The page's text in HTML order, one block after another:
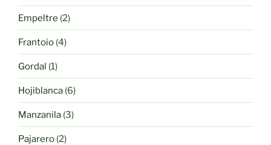
productos
Empeltre 22
productos
Frantoio 44
productos
Gordal 11
producto
Hojiblanca 66
productos
Manzanila 33
productos
Pajarero 22